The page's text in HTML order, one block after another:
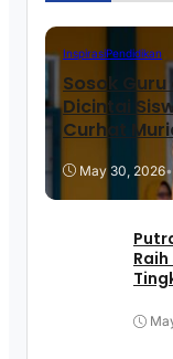
InspirasiPendidikan
Sosok
Dicintai
Curhat
May 30, 2026•